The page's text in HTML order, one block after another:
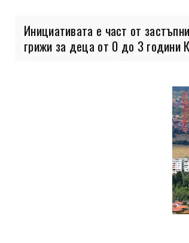
Инициативата е част от
грижи за деца от 0 до 3 години